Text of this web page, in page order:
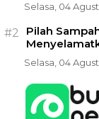
Selasa, 04
#2
Pilah
Selasa, 04